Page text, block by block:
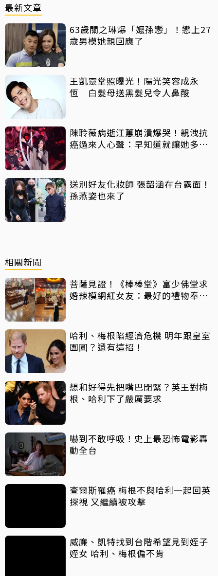
最新文章
63歲關之琳爆「嬤孫戀」！戀上27
歲男模她親回應了
王凱靈堂照曝光！陽光笑容成永
恆 白髮母送黑髮兒令人鼻酸
陳聆薇病逝江蕙崩潰爆哭！親洩抗
癌過來人心聲：早知道就讓她多化
送別好友化妝師 張韶涵在台露面！
孫燕姿也來了
相關新聞
菩薩見證！《棒棒堂》富少佛堂求
婚辣模網紅女友：最好的禮物奉獻
哈利、梅根陷經濟危機 明年跟皇室
團圓？還有這招！
想和好得先把嘴巴閉緊？英王對梅
根、哈利下了嚴厲要求
嚇到不敢呼吸！史上最恐怖電影轟
動全台
查爾斯罹癌 梅根不與哈利一起回英
探視 又繼續被攻擊
威廉、凱特找到台階希望見到姪子
姪女 哈利、梅根偏不肯